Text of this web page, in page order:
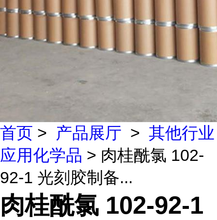
首页 > 产品展厅 > 其他行业
应用化学品 > 肉桂酰氯 102-
92-1 光刻胶制备...
肉桂酰氯 102-92-1